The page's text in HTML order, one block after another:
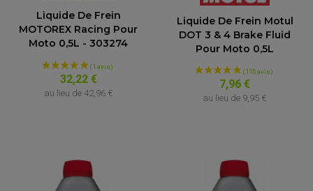
Liquide De Frein
MOTOREX Racing Pour
Moto 0,5L - 303274
32,22 €
au lieu de 42,96 €
Liquide De Frein Motul
DOT 3 & 4 Brake Fluid
Pour Moto 0,5L
7,96 €
au lieu de 9,95 €